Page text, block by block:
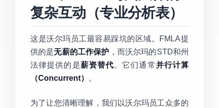
复杂互动（专业分析表）
这是沃尔玛员工最容易踩坑的区域。FMLA提
供的是无薪的工作保护 ，而沃尔玛的STD和州
法律提供的是薪资替代。它们通常并行计算
（Concurrent） 。
为了让您清晰理解，我们以沃尔玛员工众多的